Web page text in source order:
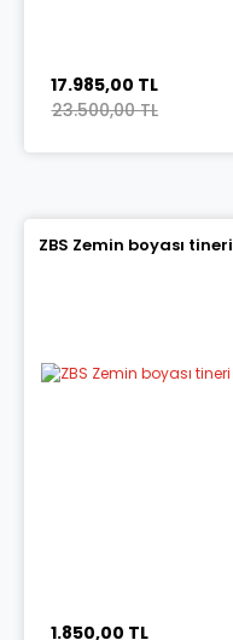
17.985,00 TL
23.500,00 TL
ZBS Zemin boyası tineri
1.850,00 TL